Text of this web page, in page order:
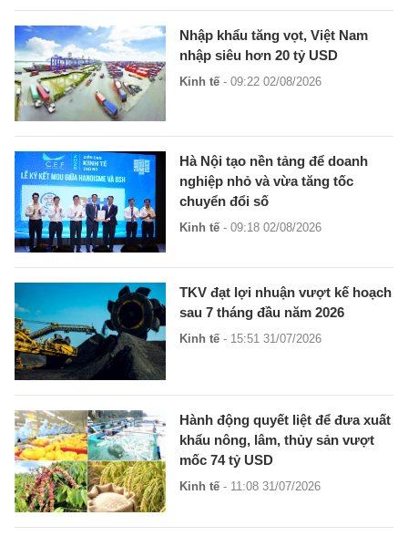
Nhập khẩu tăng vọt, Việt Nam
nhập siêu hơn 20 tỷ USD
Kinh tế - 09:22 02/08/2026
Hà Nội tạo nền tảng để doanh
nghiệp nhỏ và vừa tăng tốc
chuyển đổi số
Kinh tế - 09:18 02/08/2026
TKV đạt lợi nhuận vượt kế hoạch
sau 7 tháng đầu năm 2026
Kinh tế - 15:51 31/07/2026
Hành động quyết liệt để đưa xuất
khẩu nông, lâm, thủy sản vượt
mốc 74 tỷ USD
Kinh tế - 11:08 31/07/2026